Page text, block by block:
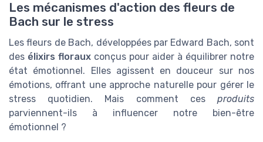
Les mécanismes d'action des fleurs de
Bach sur le stress
Les fleurs de Bach, développées par Edward Bach, sont
des élixirs floraux conçus pour aider à équilibrer notre
état émotionnel. Elles agissent en douceur sur nos
émotions, offrant une approche naturelle pour gérer le
stress quotidien. Mais comment ces produits
parviennent-ils à influencer notre bien-être
émotionnel ?